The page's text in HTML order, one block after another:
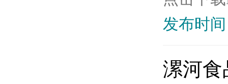
发布时
漯河食